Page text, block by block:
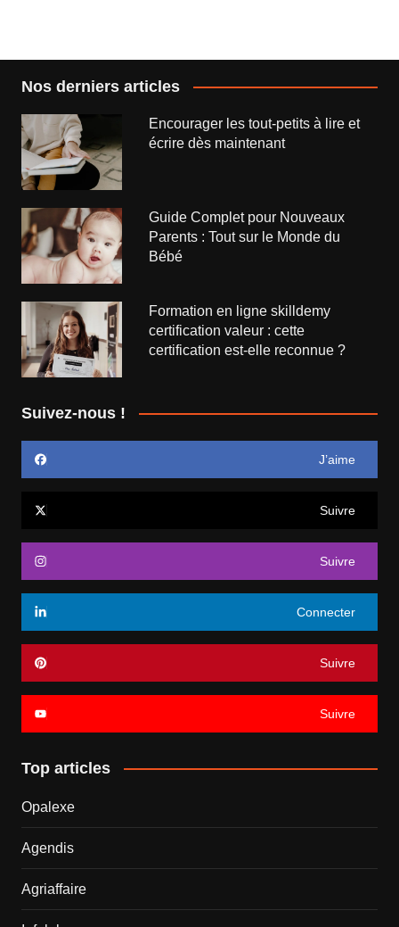
Nos derniers articles
Encourager les tout-petits à lire et
écrire dès maintenant
Guide Complet pour Nouveaux
Parents : Tout sur le Monde du
Bébé
Formation en ligne skilldemy
certification valeur : cette
certification est-elle reconnue ?
Suivez-nous !
J’aime
Suivre
Suivre
Connecter
Suivre
Suivre
Top articles
Opalexe
Agendis
Agriaffaire